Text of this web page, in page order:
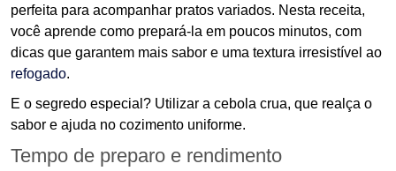
perfeita para acompanhar pratos variados. Nesta receita,
você aprende como prepará-la em poucos minutos, com
dicas que garantem mais sabor e uma textura irresistível ao
refogado.
E o segredo especial? Utilizar a cebola crua, que realça o
sabor e ajuda no cozimento uniforme.
Tempo de preparo e rendimento